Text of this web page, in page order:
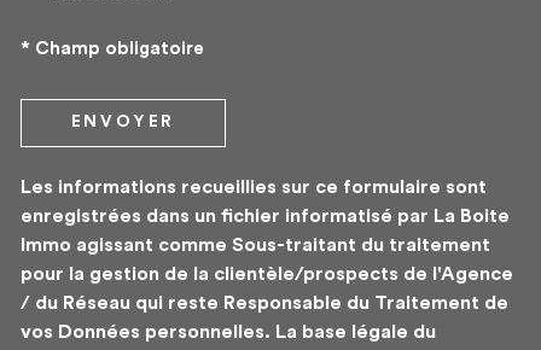
* Champ obligatoire
ENVOYER
Les informations recueillies sur ce formulaire sont
enregistrées dans un fichier informatisé par La Boite
Immo agissant comme Sous-traitant du traitement
pour la gestion de la clientèle/prospects de l'Agence
/ du Réseau qui reste Responsable du Traitement de
vos Données personnelles. La base légale du